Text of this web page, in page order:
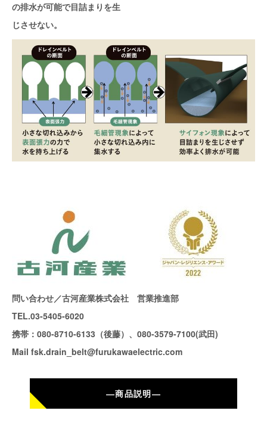
の排水が可能で目詰まりを生
じさせない。
問い合わせ／古河産業株式会社 営業推進部
TEL.03-5405-6020
携帯：080-8710-6133（後藤）、080-3579-7100(武田)
Mail fsk.drain_belt@furukawaelectric.com
―商品説明―